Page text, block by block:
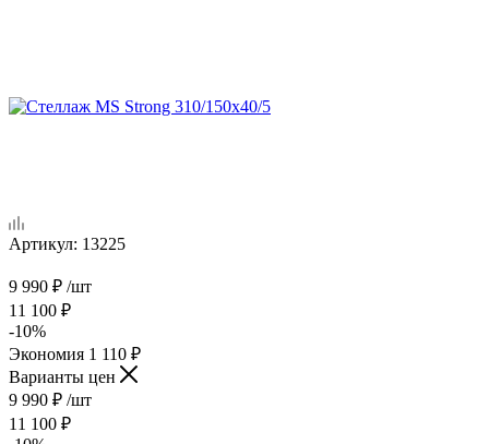
Артикул: 13225
9 990 ₽ /шт
11 100 ₽
-10%
Экономия 1 110 ₽
Варианты цен
9 990 ₽ /шт
11 100 ₽